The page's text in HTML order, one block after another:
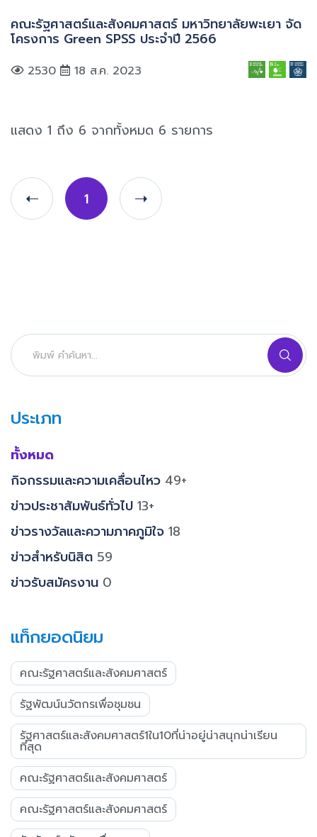
คณะรัฐศาสตร์และสังคมศาสตร์ มหาวิทยาลัยพะเยา จัด
โครงการ Green SPSS ประจำปี 2566
2530 18 ส.ค. 2023
แสดง 1 ถึง 6 จากทั้งหมด 6 รายการ
1
ประเภท
ทั้งหมด
กิจกรรมและความเคลื่อนไหว 49+
ข่าวประชาสัมพันธ์ทั่วไป 13+
ข่าวรางวัลและความภาคภูมิใจ 18
ข่าวสำหรับนิสิต 59
ข่าวรับสมัครงาน 0
แท็กยอดนิยม
คณะรัฐศาสตร์และสังคมศาสตร์
รัฐพัฒน์นวัตกรเพื่อชุมชน
รัฐศาสตร์และสังคมศาสตร์1ใน10ที่น่าอยู่น่าสนุกน่าเรียน
ที่สุด
คณะรัฐศาสตร์และสังคมศาสตร์
คณะรัฐศาสตร์และสังคมศาสตร์